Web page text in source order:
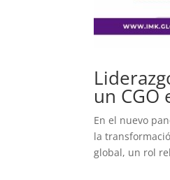
un CGO
En el nuevo
la
global, un rol